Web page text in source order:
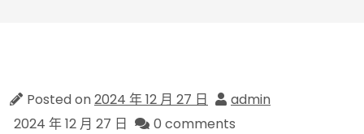
Posted on2024 年 12 月 27 日
admin
2024 年 12 月 27 日
0 comments